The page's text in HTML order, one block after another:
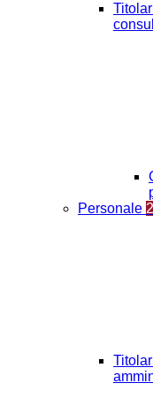
Personale